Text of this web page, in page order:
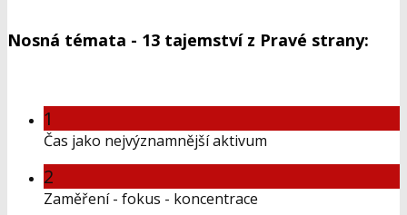
Nosná témata - 13 tajemství z Pravé strany:
1
Čas jako nejvýznamnější aktivum
2
Zaměření - fokus - koncentrace